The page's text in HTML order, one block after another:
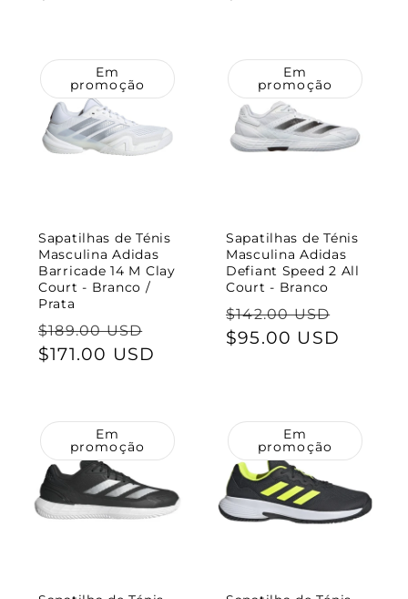
Em
promoção
Sapatilhas de Ténis
Masculina Adidas
Barricade 14 M Clay
Court - Branco /
Prata
Preço
normal
$189.00 USD
$171.00 USD
Em
promoção
Sapatilhas de Ténis
Masculina Adidas
Defiant Speed 2 All
Court - Branco
Preço
normal
$142.00 USD
$95.00 USD
Em
promoção
Em
promoção